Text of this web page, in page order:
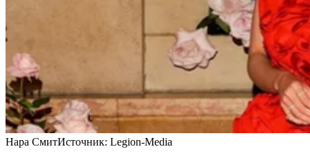
Нара СмитИсточник: Legion-Media